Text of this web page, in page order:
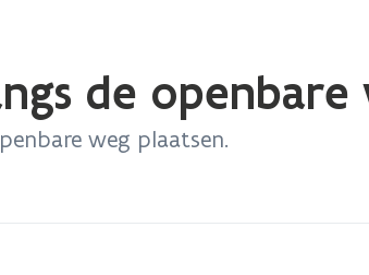
de openbare
weg plaatsen.